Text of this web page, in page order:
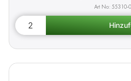
55310-